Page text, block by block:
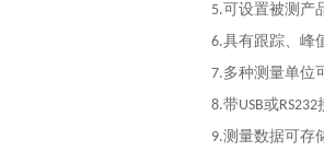
5.可设置被测产
6.具有跟踪、峰
7.多种测量单位
8.带USB或RS232
9.测量数据可存